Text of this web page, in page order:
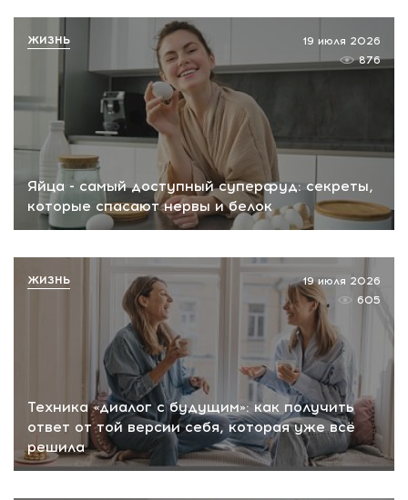
Яйца - самый доступный суперфуд: секреты,
которые спасают нервы и белок
19 июля 2026
876
ЖИЗНЬ
Техника «диалог с будущим»: как получить
ответ от той версии себя, которая уже всё
решила
19 июля 2026
605
ЖИЗНЬ